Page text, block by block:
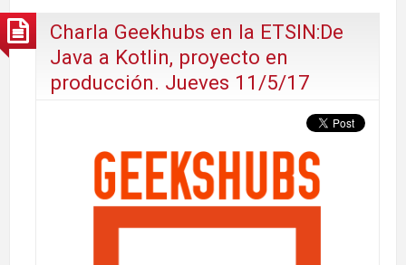
Charla Geekhubs en la ETSIN:De
Java a Kotlin, proyecto en
producción. Jueves 11/5/17